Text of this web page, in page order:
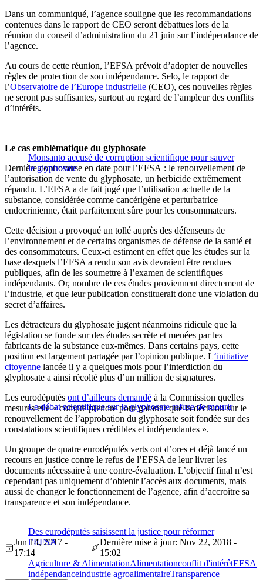
Dans un communiqué, l’agence souligne que les recommandations
contenues dans le rapport de CEO seront débattues lors de la
réunion du conseil d’administration du 21 juin sur l’indépendance de
l’agence.
Au cours de cette réunion, l’EFSA prévoit d’adopter de nouvelles
règles de protection de son indépendance. Selo, le rapport de
l’Observatoire de l’Europe industrielle (CEO), ces nouvelles règles
ne seront pas suffisantes, surtout au regard de l’ampleur des conflits
d’intérêts.
Monsanto accusé de corruption scientifique pour sauver
le glyphosate
Le cas emblématique du glyphosate
Dernière controverse en date pour l’EFSA : le renouvellement de
l’autorisation de vente du glyphosate, un herbicide extrêmement
répandu. L’EFSA a de fait jugé que l’utilisation actuelle de la
substance, considérée comme cancérigène et perturbatrice
endocrinienne, était parfaitement sûre pour les consommateurs.
Cette décision a provoqué un tollé auprès des défenseurs de
l’environnement et de certains organismes de défense de la santé et
des consommateurs. Ceux-ci estiment en effet que les études sur la
base desquels l’EFSA a rendu son avis devraient être rendues
publiques, afin de les soumettre à l’examen de scientifiques
indépendants. Or, nombre de ces études proviennent directement de
l’industrie, et que leur publication constituerait donc une violation du
secret d’affaires.
Les détracteurs du glyphosate jugent néanmoins ridicule que la
législation se fonde sur des études secrète et menées par les
fabricants de la substance eux-mêmes. Dans certains pays, cette
position est largement partagée par l’opinion publique. L‘initiative
citoyenne lancée il y a quelques mois pour l’interdiction du
glyphosate a ainsi récolté plus d’un million de signatures.
Le débat scientifique sur le glyphosate refuse de mourir
Les eurodéputés ont d’ailleurs demandé à la Commission quelles
mesures elle « compte prendre pour garantir que la décision sur le
renouvellement de l’approbation du glyphosate soit fondée sur des
constatations scientifiques crédibles et indépendantes ».
Un groupe de quatre eurodéputés verts ont d’ores et déjà lancé un
recours en justice contre le refus de l’EFSA de leur livrer les
documents nécessaire à une contre-évaluation. L’objectif final n’est
cependant pas uniquement d’obtenir l’accès aux documents, mais
aussi de changer le fonctionnement de l’agence, afin d’accroître sa
transparence et son indépendance.
Des eurodéputés saisissent la justice pour réformer
l’EFSA
Jun 14, 2017 -
17:14
Dernière mise à jour: Nov 22, 2018 -
15:02
Agriculture & AlimentationAlimentationconflit d'intérêtEFSA
indépendanceindustrie agroalimentaireTransparence